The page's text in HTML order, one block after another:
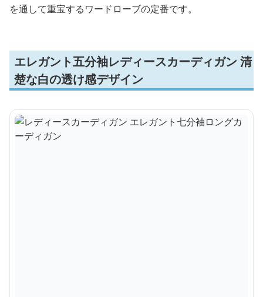
を通して重宝するワードローブの定番です。
エレガント五分袖レディースカーディガン 清
楚な白の透け感デザイン